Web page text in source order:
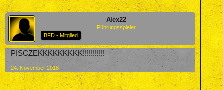
Alex22
Führungsspieler
BFD - Mitglied
PISCZEKKKKKKKKK!!!!!!!!!!!
24. November 2018